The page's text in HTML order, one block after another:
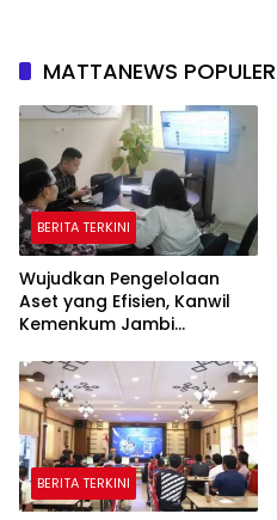
MATTANEWS POPULER
BERITA TERKINI
Wujudkan Pengelolaan
Aset yang Efisien, Kanwil
Kemenkum Jambi
Secara Transparan
BERITA TERKINI